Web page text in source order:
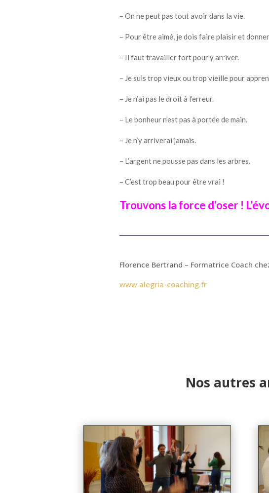
– On ne peut pas tout avoir dans la vie.
– Pour être aimé, je dois faire plaisir et
– Il faut travailler fort pour y arriver.
– Je suis trop vieux ou trop vieille pour
– Je n’ai pas le droit à l’erreur.
– Le bonheur n’est pas à portée de main.
– Je n’y arriverai jamais.
– L’argent ne pousse pas dans les arbres.
– C’est trop beau pour être vrai !
Trouvons la force d’oser !
Florence Bertrand – Formatrice Coach
www.alegria-coaching.fr
Nos autres